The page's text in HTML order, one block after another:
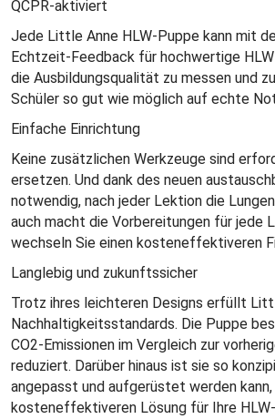
QCPR-aktiviert
Jede Little Anne HLW-Puppe kann mit
Echtzeit-Feedback für hochwertige
die Ausbildungsqualität zu messen und
Schüler so gut wie möglich auf echte
Einfache Einrichtung
Keine zusätzlichen Werkzeuge sind
ersetzen. Und dank des neuen
notwendig, nach jeder Lektion die
auch macht die Vorbereitungen für jede
wechseln Sie einen kosteneffektiveren
Langlebig und zukunftssicher
Trotz ihres leichteren Designs erfüllt
Nachhaltigkeitsstandards. Die Puppe
CO2-Emissionen im Vergleich zur
reduziert. Darüber hinaus ist sie so
angepasst und aufgerüstet werden
kosteneffektiveren Lösung für Ihre